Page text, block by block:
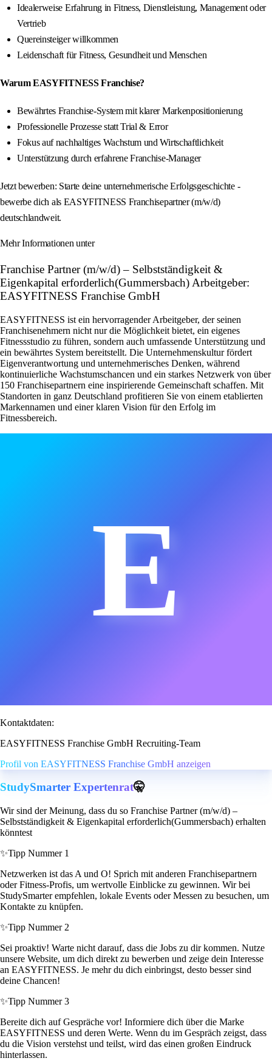
Idealerweise Erfahrung in Fitness, Dienstleistung, Management oder
Vertrieb
Quereinsteiger willkommen
Leidenschaft für Fitness, Gesundheit und Menschen
Warum EASYFITNESS Franchise?
Bewährtes Franchise-System mit klarer Markenpositionierung
Professionelle Prozesse statt Trial & Error
Fokus auf nachhaltiges Wachstum und Wirtschaftlichkeit
Unterstützung durch erfahrene Franchise-Manager
Jetzt bewerben: Starte deine unternehmerische Erfolgsgeschichte -
bewerbe dich als EASYFITNESS Franchisepartner (m/w/d)
deutschlandweit.
Mehr Informationen unter
Franchise Partner (m/w/d) – Selbstständigkeit &
Eigenkapital erforderlich(Gummersbach) Arbeitgeber:
EASYFITNESS Franchise GmbH
EASYFITNESS ist ein hervorragender Arbeitgeber, der seinen
Franchisenehmern nicht nur die Möglichkeit bietet, ein eigenes
Fitnessstudio zu führen, sondern auch umfassende Unterstützung und
ein bewährtes System bereitstellt. Die Unternehmenskultur fördert
Eigenverantwortung und unternehmerisches Denken, während
kontinuierliche Wachstumschancen und ein starkes Netzwerk von über
150 Franchisepartnern eine inspirierende Gemeinschaft schaffen. Mit
Standorten in ganz Deutschland profitieren Sie von einem etablierten
Markennamen und einer klaren Vision für den Erfolg im
Fitnessbereich.
E
Kontaktdaten:
EASYFITNESS Franchise GmbH Recruiting-Team
Profil von EASYFITNESS Franchise GmbH anzeigen
StudySmarter Expertenrat🤫
Wir sind der Meinung, dass du so Franchise Partner (m/w/d) –
Selbstständigkeit & Eigenkapital erforderlich(Gummersbach) erhalten
könntest
✨Tipp Nummer 1
Netzwerken ist das A und O! Sprich mit anderen Franchisepartnern
oder Fitness-Profis, um wertvolle Einblicke zu gewinnen. Wir bei
StudySmarter empfehlen, lokale Events oder Messen zu besuchen, um
Kontakte zu knüpfen.
✨Tipp Nummer 2
Sei proaktiv! Warte nicht darauf, dass die Jobs zu dir kommen. Nutze
unsere Website, um dich direkt zu bewerben und zeige dein Interesse
an EASYFITNESS. Je mehr du dich einbringst, desto besser sind
deine Chancen!
✨Tipp Nummer 3
Bereite dich auf Gespräche vor! Informiere dich über die Marke
EASYFITNESS und deren Werte. Wenn du im Gespräch zeigst, dass
du die Vision verstehst und teilst, wird das einen großen Eindruck
hinterlassen.